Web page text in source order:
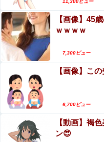
晒されて学校中の
11,300ビュー
【画像】45
ｗｗｗｗ
7,300ビュー
【画像】こ
6,700ビュー
【動画】褐
ン😍